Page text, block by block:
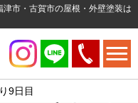
市・古賀市の屋根・外壁塗装は
9日目